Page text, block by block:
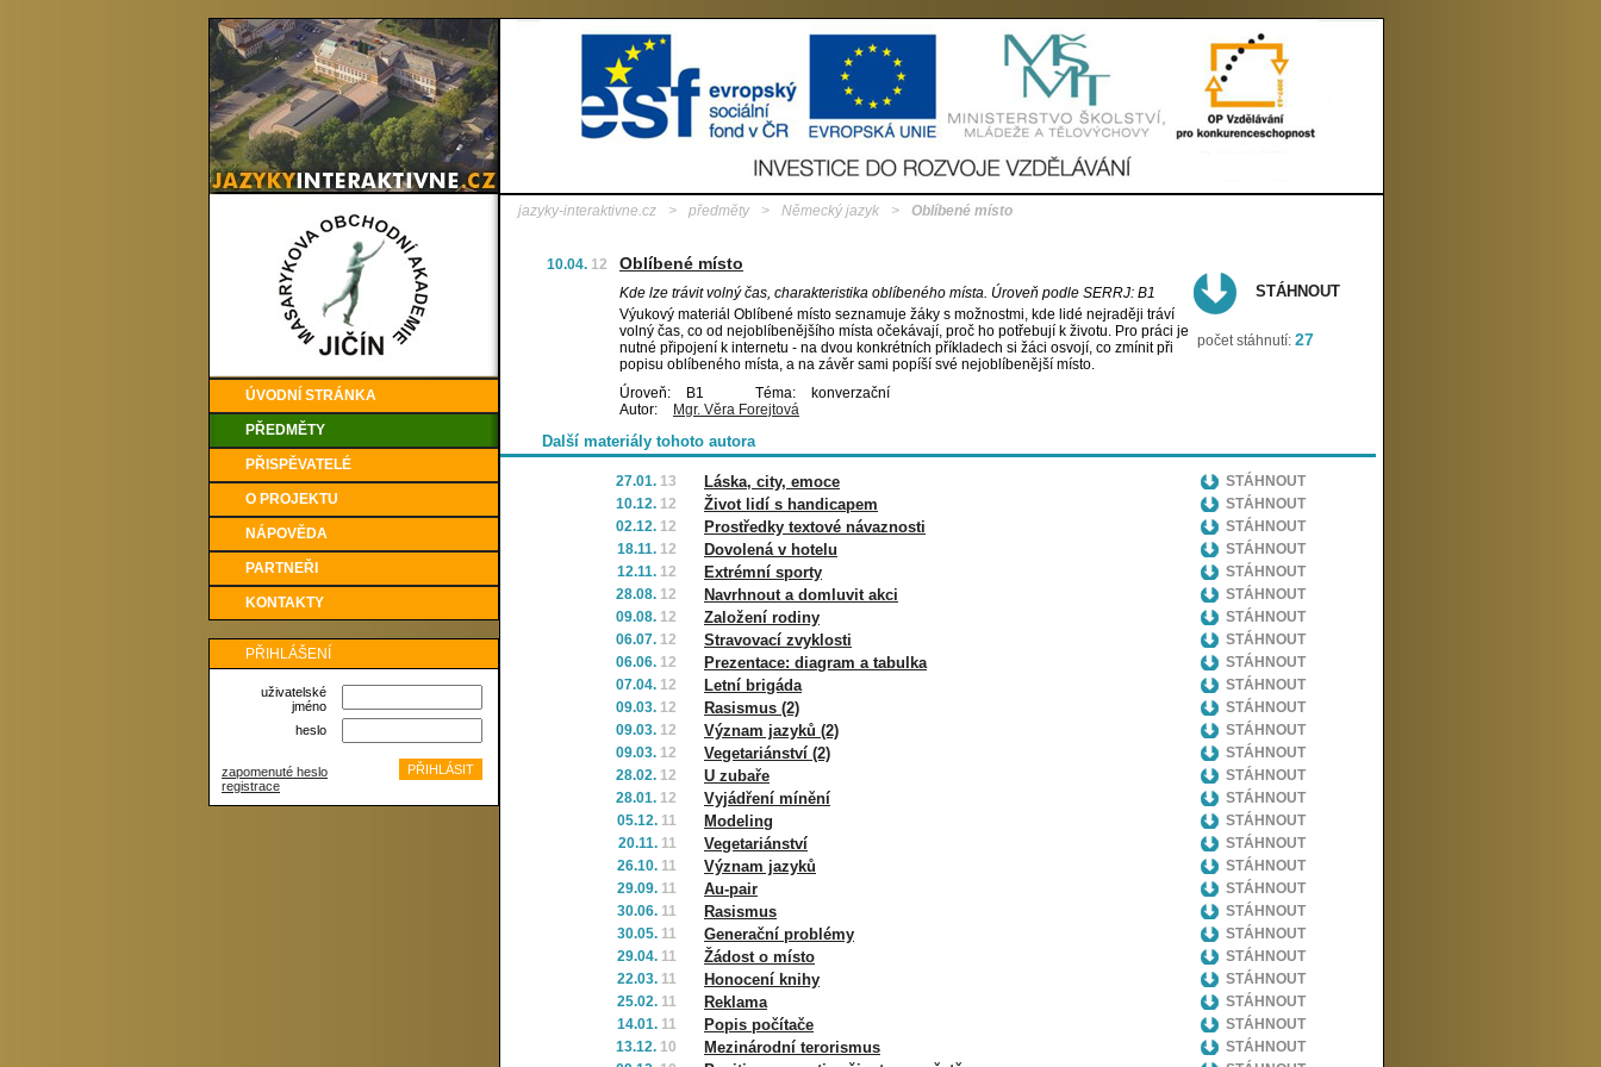
ÚVODNÍ STRÁNKA
PŘEDMĚTY
PŘISPĚVATELÉ
O PROJEKTU
NÁPOVĚDA
PARTNEŘI
KONTAKTY
PŘIHLÁŠENÍ
uživatelské
jméno
heslo
zapomenuté heslo
registrace
jazyky-interaktivne.cz > předměty > Německý jazyk > Oblíbené místo
10.04. 12 Oblíbené místo
Kde lze trávit volný čas, charakteristika oblíbeného místa. Úroveň podle SERRJ: B1
Výukový materiál Oblíbené místo seznamuje žáky s možnostmi, kde lidé nejraději tráví
volný čas, co od nejoblíbenějšího místa očekávají, proč ho potřebují k životu. Pro práci je
nutné připojení k internetu - na dvou konkrétních příkladech si žáci osvojí, co zmínit při
popisu oblíbeného místa, a na závěr sami popíší své nejoblíbenější místo.
Úroveň:
B1 Téma:
konverzační
Autor:
Mgr. Věra Forejtová
STÁHNOUT
počet stáhnutí: 27
Další materiály tohoto autora
27.01. 13 Láska, city, emoce
STÁHNOUT
10.12. 12 Život lidí s handicapem
STÁHNOUT
02.12. 12 Prostředky textové návaznosti
STÁHNOUT
18.11. 12 Dovolená v hotelu
STÁHNOUT
12.11. 12 Extrémní sporty
STÁHNOUT
28.08. 12 Navrhnout a domluvit akci
STÁHNOUT
09.08. 12 Založení rodiny
STÁHNOUT
06.07. 12 Stravovací zvyklosti
STÁHNOUT
06.06. 12 Prezentace: diagram a tabulka
STÁHNOUT
07.04. 12 Letní brigáda
STÁHNOUT
09.03. 12 Rasismus (2)
STÁHNOUT
09.03. 12 Význam jazyků (2)
STÁHNOUT
09.03. 12 Vegetariánství (2)
STÁHNOUT
28.02. 12 U zubaře
STÁHNOUT
28.01. 12 Vyjádření mínění
STÁHNOUT
05.12. 11 Modeling
STÁHNOUT
20.11. 11 Vegetariánství
STÁHNOUT
26.10. 11 Význam jazyků
STÁHNOUT
29.09. 11 Au-pair
STÁHNOUT
30.06. 11 Rasismus
STÁHNOUT
30.05. 11 Generační problémy
STÁHNOUT
29.04. 11 Žádost o místo
STÁHNOUT
22.03. 11 Honocení knihy
STÁHNOUT
25.02. 11 Reklama
STÁHNOUT
14.01. 11 Popis počítače
STÁHNOUT
13.12. 10 Mezinárodní terorismus
STÁHNOUT